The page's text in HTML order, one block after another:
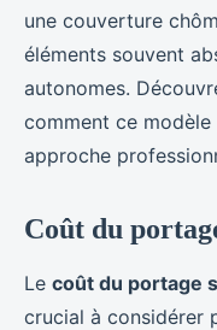
une couverture
éléments souvent
autonomes.
comment ce
approche
Coût du
Le coût du portage
crucial à considérer